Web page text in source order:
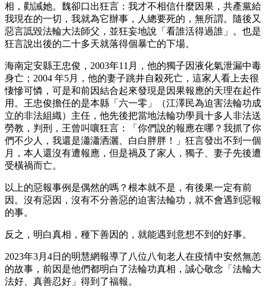
相，勸誡她。魏卻口出狂言：我才不相信什麼因果，共產黨給
我現在的一切，我就為它辦事，人總要死的，無所謂。隨後又
惡言詆毀法輪大法師父，並狂妄地說「看誰活得過誰」。也是
狂言說出後的二十多天就落得個暴亡的下場。
海南定安縣王忠俊，2003年11月，他的獨子因液化氣泄漏中毒
身亡；2004 年5月，他的妻子跳井自殺死亡，這家人看上去很
悽慘可憐，可是和前因結合起來發現是因果報應的天理在起作
用。王忠俊擔任的是本縣「六一零」（江澤民為迫害法輪功成
立的非法組織）主任，他先後把當地法輪功學員十多人非法送
勞教，判刑，王曾叫嚷狂言：「你們說的報應在哪？我抓了你
們不少人，我還是瀟瀟洒灑、白白胖胖！」狂言發出不到一個
月，本人還沒有遭報應，但是禍及了家人，獨子、妻子先後遭
受橫禍而亡。
以上的惡報事例是偶然的嗎？根本就不是，有後果一定有前
因。沒有惡因，沒有不分善惡的迫害法輪功，就不會遇到惡報
的事。
反之，明白真相，種下善因的，就能遇到意想不到的好事。
2023年3月4日的明慧網報導了八位八旬老人在疫情中安然無恙
的故事，前因是他們都明白了法輪功真相，誠心敬念「法輪大
法好、真善忍好」得到了福報。